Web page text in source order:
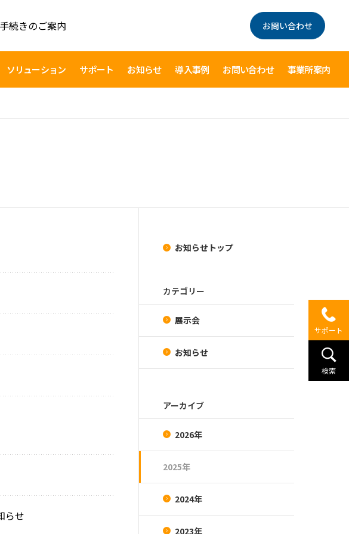
続きのご案内 お問い合わせ
ソリューション サポート お知らせ 導入事例 お問い合わせ 事業所案内
らせ
お知らせトップ
カテゴリー
展示会
お知らせ
アーカイブ
2026年
2025年
2024年
2023年
サポート
検索